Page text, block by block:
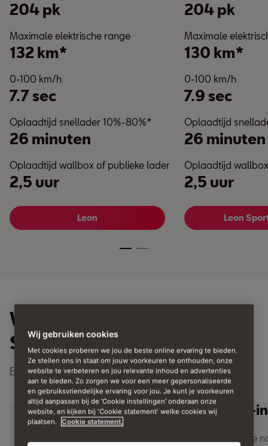
204 pk
Maximale elektrische range
132 km*
0-100 km/h
7.7 sec
Oplaadtijd snellader 10%-80%*
26 minuten
Oplaadtijd wallbox of publieke lader
2,5 uur
Leon
204 pk
Maximale
130 km*
0-100 km/h
7.9 sec
Oplaadtijd
26 minuten
Oplaadtijd
2,5 uur
Leon
Welke soorten hybride
SEAT's zijn er?
Er zijn twee soorten hybride SEAT's:
Mild Hybrid (mHEV) Plug-
Zoals de
Wij gebruiken cookies
Met cookies proberen we jou de beste online ervaring te bieden.
Ze stellen ons in staat om jouw voorkeuren te onthouden, onze
website te verbeteren en jou relevante inhoud en advertenties
aan te bieden. Zo zorgen we voor een meer gepersonaliseerde
en gebruiksvriendelijke ervaring voor jou. Je kunt je voorkeuren
altijd aanpassen bij de ‘Cookie instellingen’ onderaan onze
website, en kijken bij 'Cookie statement' welke cookies wij
plaatsen. Cookie statement.